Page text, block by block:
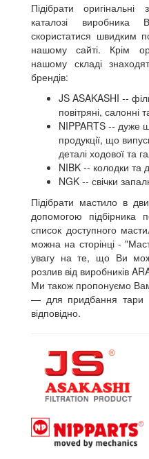
Підібрати
каталозі виробника
скористатися швидким
нашому сайті. Крім
нашому складі
брендів:
JS ASAKASHI --
повітряні,
NIPPARTS -- дуже
продукції, що
деталі ходової та
NIBK -- колодки та
NGK -- свічки
Підібрати мастило в
допомогою підбірника
список доступного
можна на сторінці -
увагу на те, що Ви
розлив від виробників
Ми також пропонуємо
— для придбання тари
відповідно.